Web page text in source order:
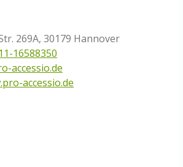
269A, 30179 Hannover
16588350
accessio.de
accessio.de